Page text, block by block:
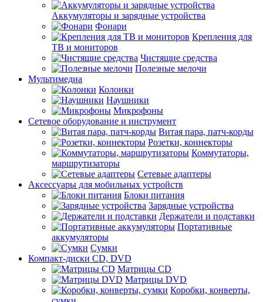
Аккумуляторы и зарядные устройства
Фонари
Крепления для
ТВ и мониторов
Чистящие средства
Полезные мелочи
Мультимедиа
Колонки
Наушники
Микрофоны
Сетевое оборудование и инструмент
Витая пара, патч-корды
Розетки, коннекторы
Коммутаторы,
маршрутизаторы
Сетевые адаптеры
Аксессуары для мобильных устройств
Блоки питания
Зарядные устройства
Держатели и подставки
Портативные
аккумуляторы
Сумки
Компакт-диски CD, DVD
Матрицы CD
Матрицы DVD
Коробки, конверты,